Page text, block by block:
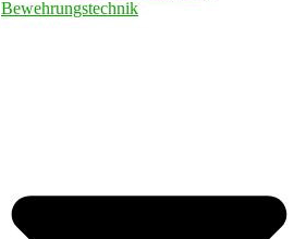
Bewehrungstechnik